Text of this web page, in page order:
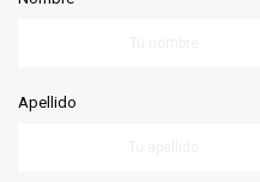
Apellido